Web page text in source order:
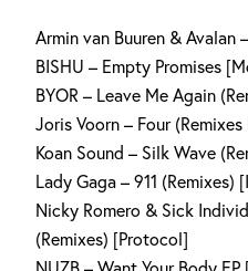
Armin van Buuren & Avalan
BISHU – Empty Promises
BYOR – Leave Me Again
Joris Voorn – Four
Koan Sound – Silk Wave
Lady Gaga – 911 (Remixes)
Nicky Romero & Sick
(Remixes) [Protocol]